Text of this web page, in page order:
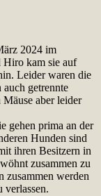
2024 im
Hiro kam sie auf
Leider waren die
getrennte
aber leider
gehen prima an der
Hunden sind
ihren Besitzern in
zusammen zu
zusammen werden
verlassen.